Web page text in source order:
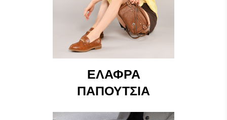
ΕΛΑΦΡΆ
ΠΑΠΟΎΤΣΙΑ